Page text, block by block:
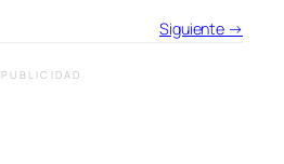
Siguiente →
PUBLICIDAD